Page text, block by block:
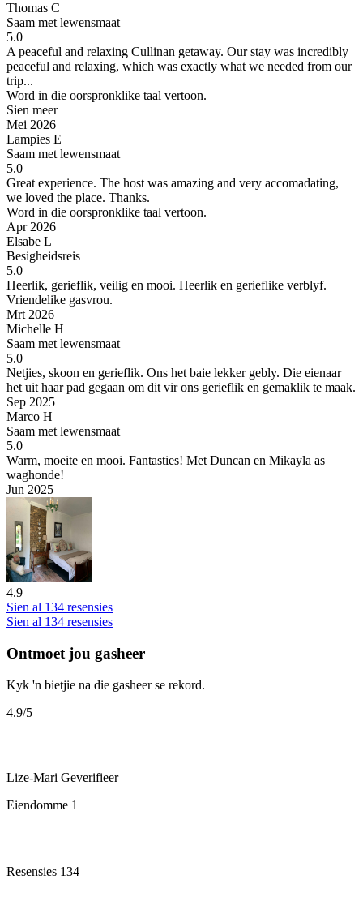
Thomas C
Saam met lewensmaat
5.0
A peaceful and relaxing Cullinan getaway. Our stay was incredibly
peaceful and relaxing, which was exactly what we needed from our
trip...
Word in die oorspronklike taal vertoon.
Sien meer
Mei 2026
Lampies E
Saam met lewensmaat
5.0
Great experience. The host was amazing and very accomadating,
we loved the place. Thanks.
Word in die oorspronklike taal vertoon.
Apr 2026
Elsabe L
Besigheidsreis
5.0
Heerlik, gerieflik, veilig en mooi. Heerlik en gerieflike verblyf.
Vriendelike gasvrou.
Mrt 2026
Michelle H
Saam met lewensmaat
5.0
Netjies, skoon en gerieflik. Ons het baie lekker gebly. Die eienaar
het uit haar pad gegaan om dit vir ons gerieflik en gemaklik te maak.
Sep 2025
Marco H
Saam met lewensmaat
5.0
Warm, moeite en mooi. Fantasties! Met Duncan en Mikayla as
waghonde!
Jun 2025
4.9
Sien al 134 resensies
Sien al 134 resensies
Ontmoet jou gasheer
Kyk 'n bietjie na die gasheer se rekord.
4.9/5
Lize-Mari Geverifieer
Eiendomme 1
Resensies 134